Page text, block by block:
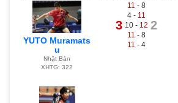
YUTO Muramats
u
Nhật Bản
XHTG: 322
3
11 - 8
4 - 11
10 - 12
11 - 8
11 - 4
2